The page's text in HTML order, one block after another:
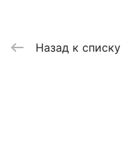
Назад к списку